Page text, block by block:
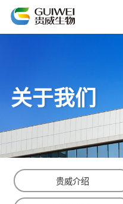
关于我们
贵威介绍